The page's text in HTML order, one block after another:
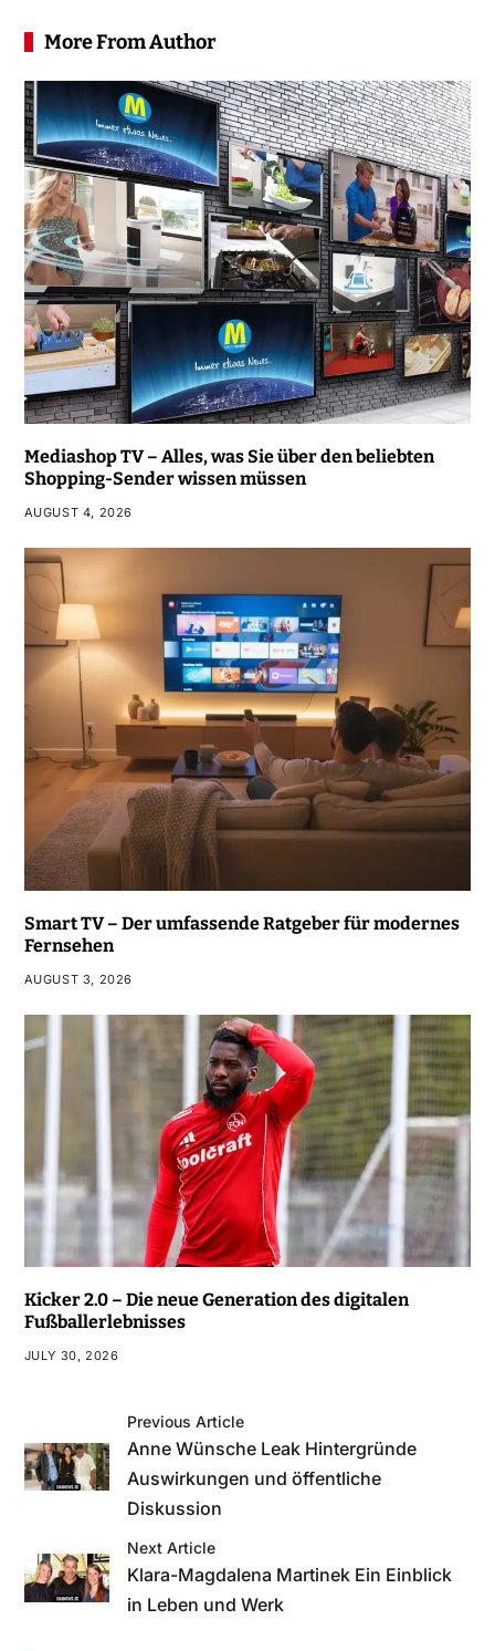
More From Author
Mediashop TV – Alles, was Sie über den beliebten
Shopping-Sender wissen müssen
AUGUST 4, 2026
Smart TV – Der umfassende Ratgeber für modernes
Fernsehen
AUGUST 3, 2026
Kicker 2.0 – Die neue Generation des digitalen
Fußballerlebnisses
JULY 30, 2026
Previous Article
Anne Wünsche Leak Hintergründe
Auswirkungen und öffentliche
Diskussion
Next Article
Klara-Magdalena Martinek Ein Einblick
in Leben und Werk